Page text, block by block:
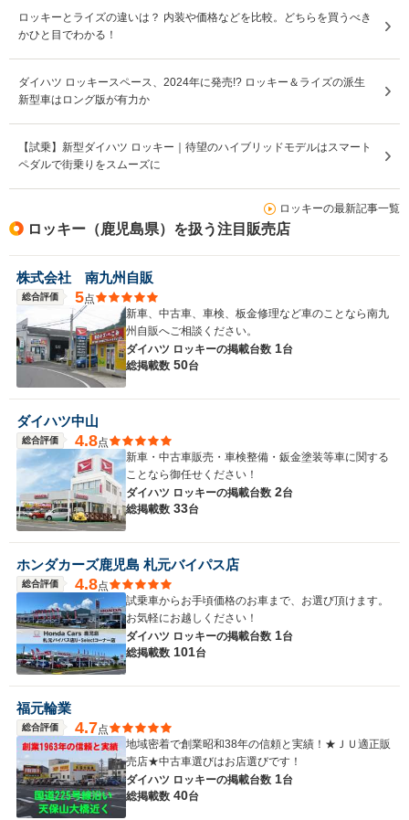
ロッキーとライズの違いは？ 内装や価格などを比較。どちらを買うべき
かひと目でわかる！
ダイハツ ロッキースペース、2024年に発売!? ロッキー＆ライズの派生
新型車はロング版が有力か
【試乗】新型ダイハツ ロッキー｜待望のハイブリッドモデルはスマート
ペダルで街乗りをスムーズに
ロッキーの最新記事一覧
ロッキー（鹿児島県）を扱う注目販売店
株式会社 南九州自販
総合評価 5点
新車、中古車、車検、板金修理など車のことなら南九
州自販へご相談ください。
ダイハツ ロッキーの掲載台数 1台
総掲載数 50台
ダイハツ中山
総合評価 4.8点
新車・中古車販売・車検整備・鈑金塗装等車に関する
ことなら御任せください！
ダイハツ ロッキーの掲載台数 2台
総掲載数 33台
ホンダカーズ鹿児島 札元バイパス店
総合評価 4.8点
試乗車からお手頃価格のお車まで、お選び頂けます。
お気軽にお越しください！
ダイハツ ロッキーの掲載台数 1台
総掲載数 101台
福元輪業
総合評価 4.7点
地域密着で創業昭和38年の信頼と実績！★ＪＵ適正販
売店★中古車選びはお店選びです！
ダイハツ ロッキーの掲載台数 1台
総掲載数 40台